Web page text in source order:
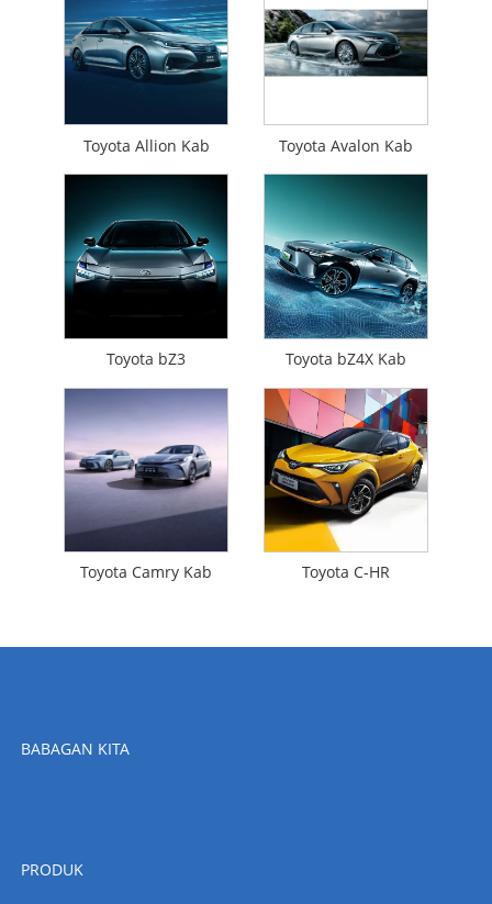
Toyota Allion Kab Toyota Avalon Kab
Toyota bZ3 Toyota bZ4X Kab
Toyota Camry Kab Toyota C-HR
BABAGAN KITA
PRODUK